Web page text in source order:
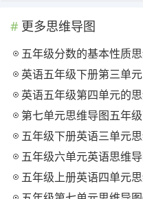
更多思维导图
五年级分数的基本性质
英语五年级下册第三单
英语五年级第四单元的
第七单元思维导图五年
五年级下册英语三单元
五年级六单元英语思维
五年级上册英语四单元